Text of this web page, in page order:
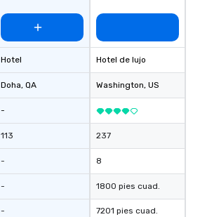
Hotel
Doha, QA
-
113
-
-
-
Hotel de lujo
Washington, US
237
8
1800 pies cuad.
7201 pies cuad.